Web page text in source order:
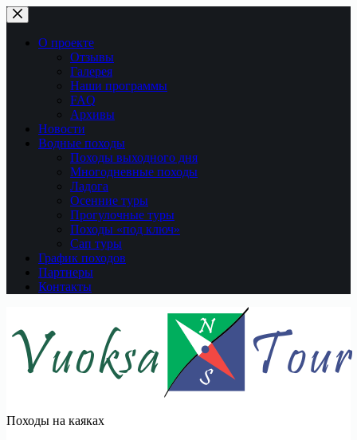
Перейти
к
сути
О проекте
Отзывы
Галерея
Наши программы
FAQ
Архивы
Новости
Водные походы
Походы выходного дня
Многодневные походы
Ладога
Осенние туры
Прогулочные туры
Походы «под ключ»
Сап туры
График походов
Партнеры
Контакты
Походы на каяках